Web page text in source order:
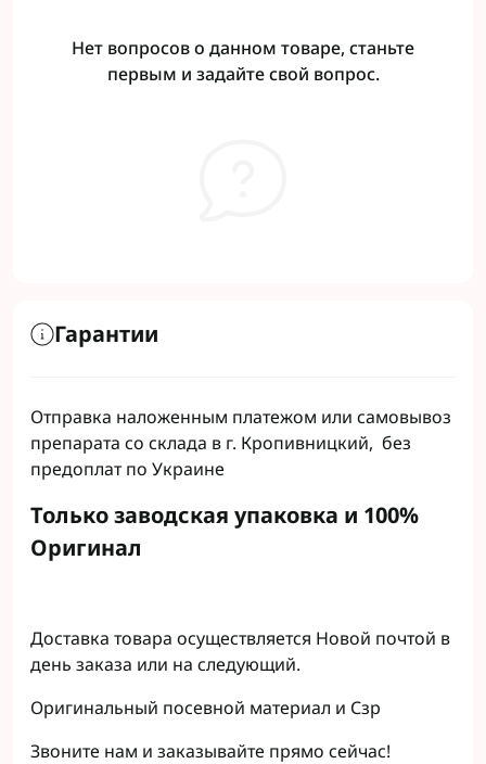
Нет вопросов о данном товаре, станьте
первым и задайте свой вопрос.
Гарантии
Отправка наложенным платежом или самовывоз
препарата со склада в г. Кропивницкий, без
предоплат по Украине
Только заводская упаковка и 100%
Оригинал
Доставка товара осуществляется Новой почтой в
день заказа или на следующий.
Оригинальный посевной материал и Сзр
Звоните нам и заказывайте прямо сейчас!